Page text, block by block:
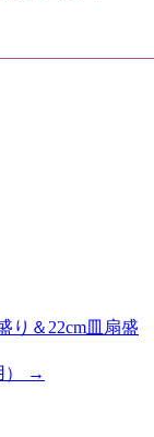
り＆22cm皿扇盛
→